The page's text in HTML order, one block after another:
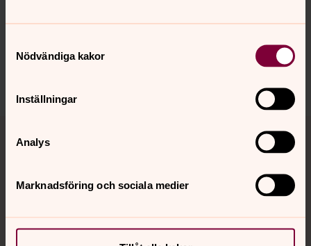
Nödvändiga kakor
Inställningar
Analys
Marknadsföring och sociala medier
harnosand.pastorat@svenskakyrkan.se
Kontakt